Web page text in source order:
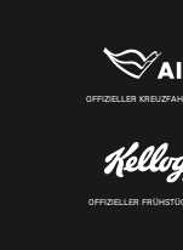
OFFIZIELLER
OFFIZIELLER